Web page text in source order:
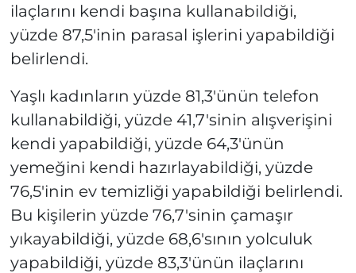
ilaçlarını kendi başına kullanabildiği,
yüzde 87,5'inin parasal işlerini yapabildiği
belirlendi.
Yaşlı kadınların yüzde 81,3'ünün telefon
kullanabildiği, yüzde 41,7'sinin alışverişini
kendi yapabildiği, yüzde 64,3'ünün
yemeğini kendi hazırlayabildiği, yüzde
76,5'inin ev temizliği yapabildiği belirlendi.
Bu kişilerin yüzde 76,7'sinin çamaşır
yıkayabildiği, yüzde 68,6'sının yolculuk
yapabildiği, yüzde 83,3'ünün ilaçlarını